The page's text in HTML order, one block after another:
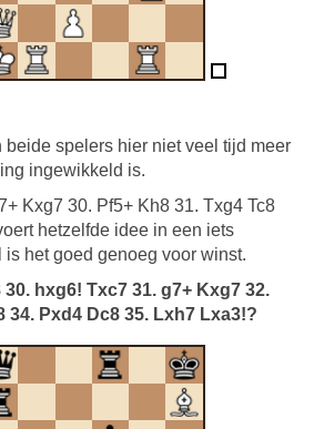
spelers hier niet veel tijd meer
ingewikkeld is.
Kxg7 30. Pf5+ Kh8 31. Txg4 Tc8
hetzelfde idee in een iets
is het goed genoeg voor winst.
hxg6! Txc7 31. g7+ Kxg7 32.
34. Pxd4 Dc8 35. Lxh7 Lxa3!?